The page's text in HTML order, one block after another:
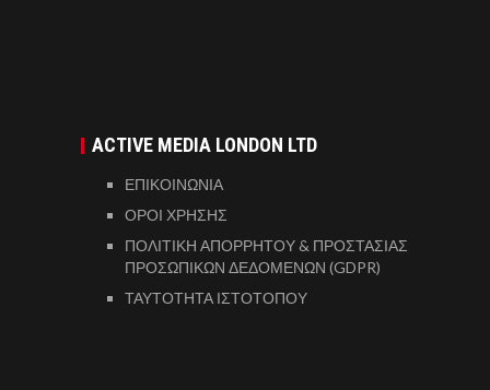
ACTIVE MEDIA LONDON LTD
ΕΠΙΚΟΙΝΩΝΙΑ
ΟΡΟΙ ΧΡΗΣΗΣ
ΠΟΛΙΤΙΚΗ ΑΠΟΡΡΗΤΟΥ & ΠΡΟΣΤΑΣΙΑΣ
ΠΡΟΣΩΠΙΚΩΝ ΔΕΔΟΜΕΝΩΝ (GDPR)
ΤΑΥΤΟΤΗΤΑ ΙΣΤΟΤΟΠΟΥ